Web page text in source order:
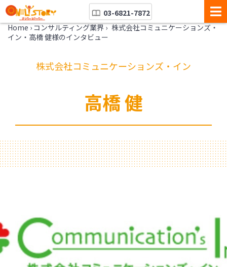
03-6821-7872
Home › コンサルティング業界 › 株式会社コミュニケーションズ・
イン・高橋 健様のインタビュー
株式会社コミュニケーションズ・イン
高橋 健